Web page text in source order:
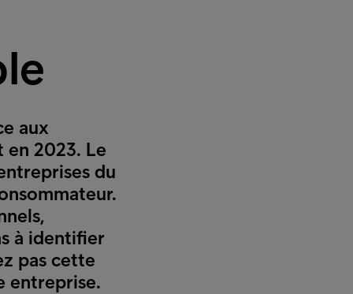
aux
en 2023. Le
du
à identifier
pas cette
entreprise.